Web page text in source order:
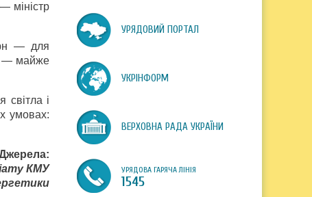
міністр
— для
— майже
світла і
умовах:
КМУ
УРЯДОВИЙ ПОРТАЛ
УКРІНФОРМ
ВЕРХОВНА РАДА УКРАЇНИ
УРЯДОВА ГАРЯЧА ЛІНІЯ
1545